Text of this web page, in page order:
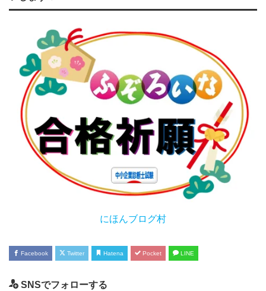
にほんブログ村
Facebook Twitter Hatena Pocket LINE
SNSでフォローする